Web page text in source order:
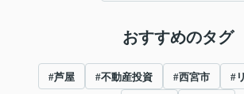
おすすめのタグ
#芦屋 #不動産投資 #西宮市 #